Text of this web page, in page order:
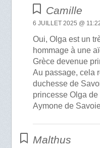
Camille
6 JUILLET 2025 @
Oui, Olga est un
hommage à une
Grèce devenue
Au passage, cela
duchesse de
princesse Olga
Aymone de
Malthus